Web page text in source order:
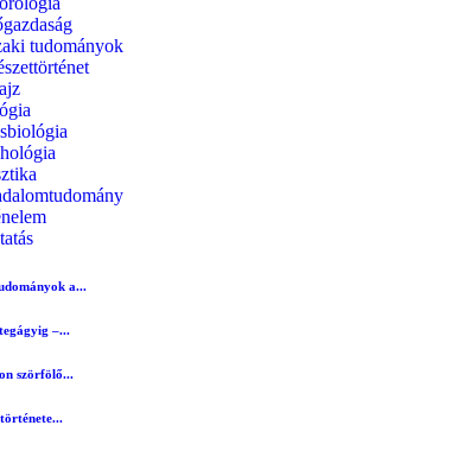
tudományok
a...
–...
szörfölő...